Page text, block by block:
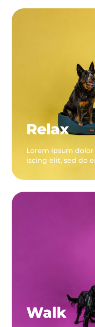
Relax
Lorem ipsum
iscing elit, sed do
Walk